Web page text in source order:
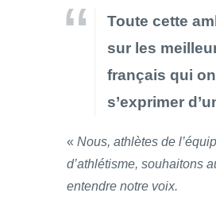
Toute cette
sur les
français qui
s’exprimer
« Nous, athlètes de
d’athlétisme, souhaitons
entendre notre voix.